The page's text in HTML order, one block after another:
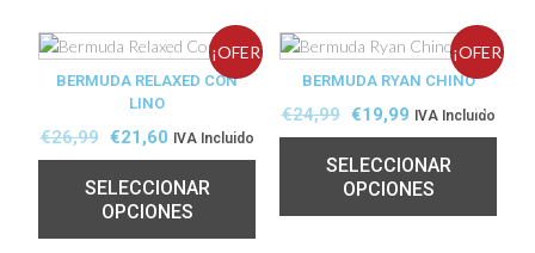
¡OFER
BERMUDA RELAXED CON
LINO
€26,99 €21,60 IVA Incluido
SELECCIONAR
OPCIONES
¡OFER
TA!
BERMUDA RYAN CHINO
€24,99 €19,99 IVA Incluido
SELECCIONAR
OPCIONES